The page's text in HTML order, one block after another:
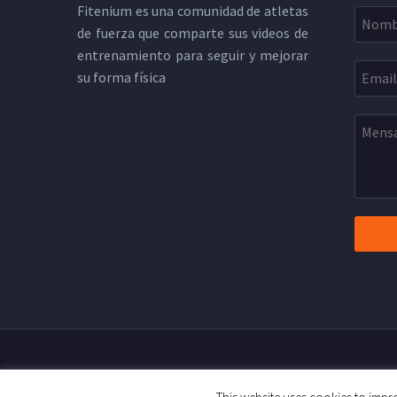
Fitenium es una comunidad de atletas
de fuerza que comparte sus videos de
entrenamiento para seguir y mejorar
su forma física